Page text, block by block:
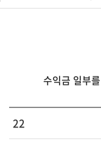
수익금 일부를
22